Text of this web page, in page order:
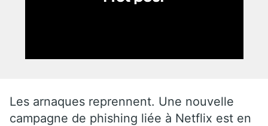
Les arnaques reprennent. Une nouvelle
campagne de phishing liée à Netflix est en